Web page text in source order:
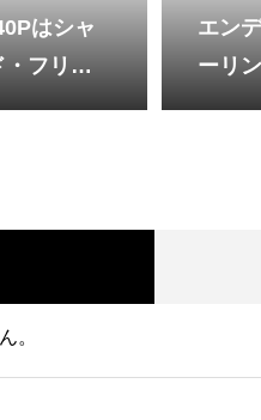
はシャ
フリル
エン
ーリ
衿が
。